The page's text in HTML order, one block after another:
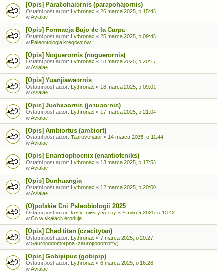
[Opis] Parabohaiornis (parapohajornis)
Ostatni post autor: Lythronax « 26 marca 2025, o 15:45
w Avialae
[Opis] Formacja Bajo de la Carpa
Ostatni post autor: Lythronax « 25 marca 2025, o 09:45
w Paleontologia kręgowców
[Opis] Noguerornis (noguerornis)
Ostatni post autor: Lythronax « 18 marca 2025, o 20:17
w Avialae
[Opis] Yuanjiawaornis
Ostatni post autor: Lythronax « 18 marca 2025, o 09:01
w Avialae
[Opis] Juehuaornis (jehuaornis)
Ostatni post autor: Lythronax « 17 marca 2025, o 21:04
w Avialae
[Opis] Ambiortus (ambiort)
Ostatni post autor: Taurovenator « 14 marca 2025, o 11:44
w Avialae
[Opis] Enantiophoenix (enantiofeniks)
Ostatni post autor: Lythronax « 13 marca 2025, o 17:53
w Avialae
[Opis] Dunhuangia
Ostatni post autor: Lythronax « 12 marca 2025, o 20:00
w Avialae
(O)polskie Dni Paleobiologii 2025
Ostatni post autor: kryty_niekrytyczny « 9 marca 2025, o 13:42
w Co w skałach eroduje
[Opis] Chadititan (czaditytan)
Ostatni post autor: Lythronax « 7 marca 2025, o 20:27
w Sauropodomorpha (zauropodomorfy)
[Opis] Gobipipus (gobipip)
Ostatni post autor: Lythronax « 6 marca 2025, o 16:26
w Avialae